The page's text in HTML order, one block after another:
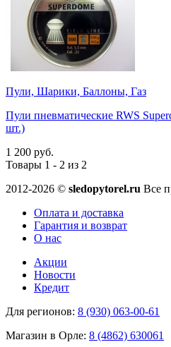
Пули, Шарики, Баллоны, Газ
Пули пневматические RWS
шт.)
1 200 руб.
Товары 1 - 2 из 2
2012-2026 © sledopytorel.ru Все
Оплата и доставка
Гарантия и возврат
О нас
Акции
Новости
Кредит
Для регионов: 8 (930) 063-00-61
Магазин в Орле: 8 (4862) 630061